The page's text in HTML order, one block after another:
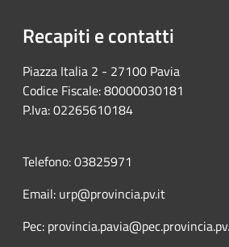
Recapiti e contatti
Piazza Italia 2 - 27100 Pavia
Codice Fiscale: 80000030181
P.Iva: 02265610184
Telefono: 03825971
Email: urp@provincia.pv.it
Pec: